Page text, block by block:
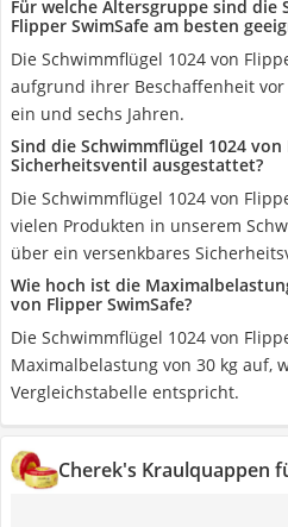
Für welche Altersgruppe sind die
Flipper SwimSafe am besten
Die Schwimmflügel 1024 von
aufgrund ihrer Beschaffenheit
ein und sechs Jahren.
Sind die Schwimmflügel 1024
Sicherheitsventil ausgestattet?
Die Schwimmflügel 1024 von
vielen Produkten in unserem
über ein versenkbares
Wie hoch ist die
von Flipper SwimSafe?
Die Schwimmflügel 1024 von
Maximalbelastung von 30 kg auf,
Vergleichstabelle entspricht.
Cherek's Kraulquappen